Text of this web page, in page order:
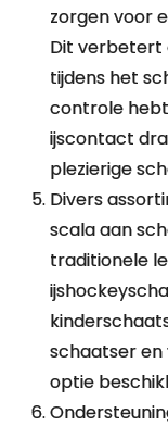
zorgen voor
Dit verbetert
tijdens het
controle
ijscontact
plezierige
Divers
scala aan
traditionele
schaatser en
optie